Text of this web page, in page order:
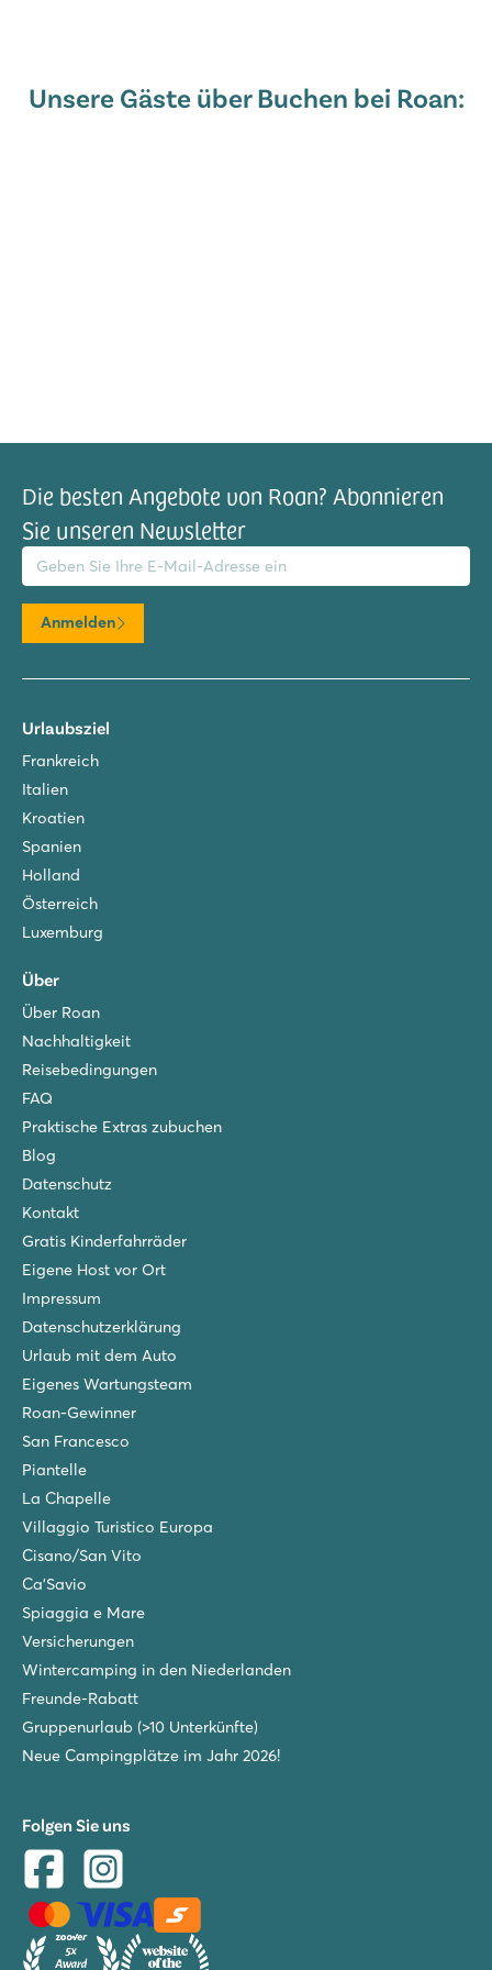
Unsere Gäste über Buchen bei Roan:
Die besten Angebote von Roan? Abonnieren
Sie unseren Newsletter
Adresse
Anmelden
Urlaubsziel
Frankreich
Italien
Kroatien
Spanien
Holland
Österreich
Luxemburg
Über
Über Roan
Nachhaltigkeit
Reisebedingungen
FAQ
Praktische Extras zubuchen
Blog
Datenschutz
Kontakt
Gratis Kinderfahrräder
Eigene Host vor Ort
Impressum
Datenschutzerklärung
Urlaub mit dem Auto
Eigenes Wartungsteam
Roan-Gewinner
San Francesco
Piantelle
La Chapelle
Villaggio Turistico Europa
Cisano/San Vito
Ca'Savio
Spiaggia e Mare
Versicherungen
Wintercamping in den Niederlanden
Freunde-Rabatt
Gruppenurlaub (>10 Unterkünfte)
Neue Campingplätze im Jahr 2026!
Folgen Sie uns